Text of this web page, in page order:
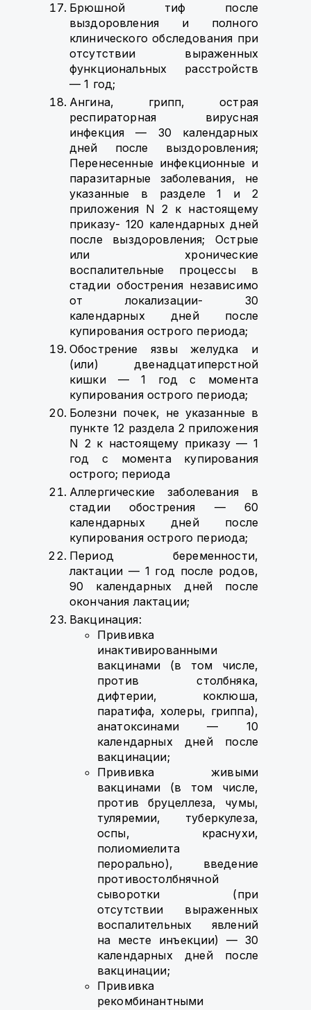
Брюшной тиф после
выздоровления и полного
клинического обследования при
отсутствии выраженных
функциональных расстройств
— 1 год;
Ангина, грипп, острая
респираторная вирусная
инфекция — 30 календарных
дней после выздоровления;
Перенесенные инфекционные и
паразитарные заболевания, не
указанные в разделе 1 и 2
приложения N 2 к настоящему
приказу- 120 календарных дней
после выздоровления; Острые
или хронические
воспалительные процессы в
стадии обострения независимо
от локализации- 30
календарных дней после
купирования острого периода;
Обострение язвы желудка и
(или) двенадцатиперстной
кишки — 1 год с момента
купирования острого периода;
Болезни почек, не указанные в
пункте 12 раздела 2 приложения
N 2 к настоящему приказу — 1
год с момента купирования
острого; периода
Аллергические заболевания в
стадии обострения — 60
календарных дней после
купирования острого периода;
Период беременности,
лактации — 1 год после родов,
90 календарных дней после
окончания лактации;
Вакцинация:
Прививка
инактивированными
вакцинами (в том числе,
против столбняка,
дифтерии, коклюша,
паратифа, холеры, гриппа),
анатоксинами — 10
календарных дней после
вакцинации;
Прививка живыми
вакцинами (в том числе,
против бруцеллеза, чумы,
туляремии, туберкулеза,
оспы, краснухи,
полиомиелита
перорально), введение
противостолбнячной
сыворотки (при
отсутствии выраженных
воспалительных явлений
на месте инъекции) — 30
календарных дней после
вакцинации;
Прививка
рекомбинантными